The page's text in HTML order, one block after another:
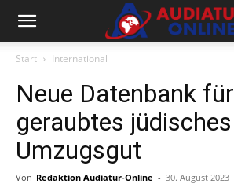
Start International
Neue Datenbank für
geraubtes jüdisches
Umzugsgut
Von Redaktion Audiatur-Online - 30. August 2023